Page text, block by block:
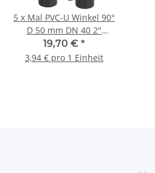
5 x Mal PVC-U Winkel 90°
D 50 mm DN 40 2"
Klebemuffe Pool Hahn
Schwimmbad
19,70 € *
3,94 € pro 1 Einheit